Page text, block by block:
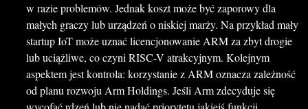
w razie problemów. Jednak koszt może być zaporowy dla
małych graczy lub urządzeń o niskiej marży. Na przykład mały
startup IoT może uznać licencjonowanie ARM za zbyt drogie
lub uciążliwe, co czyni RISC-V atrakcyjnym. Kolejnym
aspektem jest kontrola: korzystanie z ARM oznacza zależność
od planu rozwoju Arm Holdings. Jeśli Arm zdecyduje się